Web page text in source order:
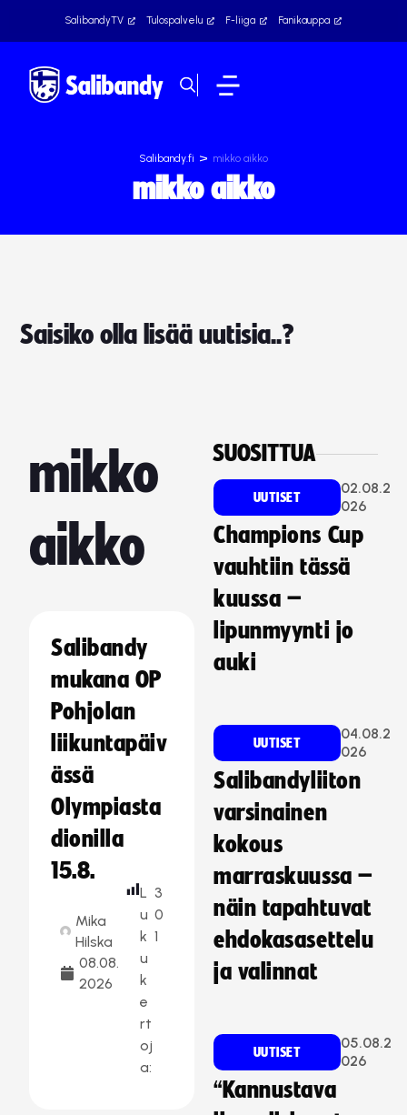
SalibandyTV Tulospalvelu F-liiga Fanikauppa
Salibandy.fi > mikko aikko
mikko aikko
Saisiko olla lisää uutisia..?
mikko
aikko
Salibandy
mukana OP
Pohjolan
liikuntapäiv
ässä
Olympiasta
dionilla
15.8.
Mika
Hilska
08.08.
2026
L
u
k
u
k
e
rt
oj
a:
3
0
1
SUOSITTUA
UUTISET
02.08.2
026
Champions Cup
vauhtiin tässä
kuussa –
lipunmyynti jo
auki
UUTISET
04.08.2
026
Salibandyliiton
varsinainen
kokous
marraskuussa –
näin tapahtuvat
ehdokasasettelu
ja valinnat
UUTISET
05.08.2
026
“Kannustava